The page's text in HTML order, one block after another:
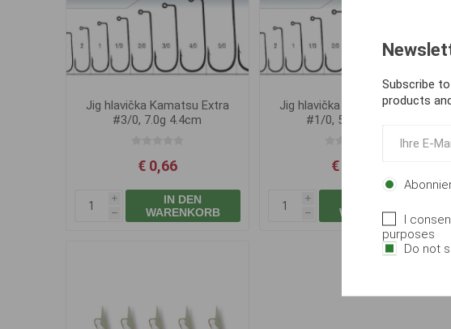
Jig hlavička Kamatsu Extra
#3/0, 7.0g 4.4cm
€ 0,66
i
h
IN DEN
WARENKORB
Jig hlavička Kamatsu Extra
#1/0, 5.0g 3.7cm
€ 0,54
i
h
WARENKORB
Subscribe
products
I
purposes
Do not